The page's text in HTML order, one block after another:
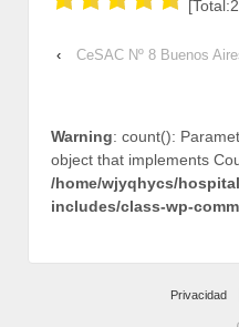
‹
CeSAC Nº 8 Buenos
Warning: count():
object that implements
/home/wjyqhycs/
includes/class-wp-
Privacidad